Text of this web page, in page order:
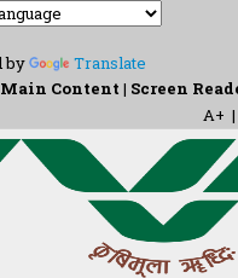
by
Translate
Content | Screen
A+ |